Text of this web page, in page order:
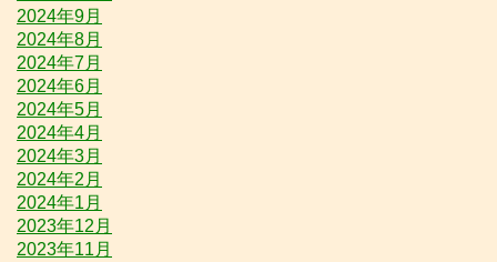
2024年9月
2024年8月
2024年7月
2024年6月
2024年5月
2024年4月
2024年3月
2024年2月
2024年1月
2023年12月
2023年11月